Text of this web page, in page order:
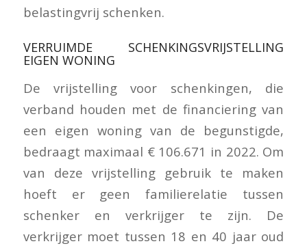
belastingvrij schenken.
VERRUIMDE SCHENKINGSVRIJSTELLING
EIGEN WONING
De vrijstelling voor schenkingen, die
verband houden met de financiering van
een eigen woning van de begunstigde,
bedraagt maximaal € 106.671 in 2022. Om
van deze vrijstelling gebruik te maken
hoeft er geen familierelatie tussen
schenker en verkrijger te zijn. De
verkrijger moet tussen 18 en 40 jaar oud